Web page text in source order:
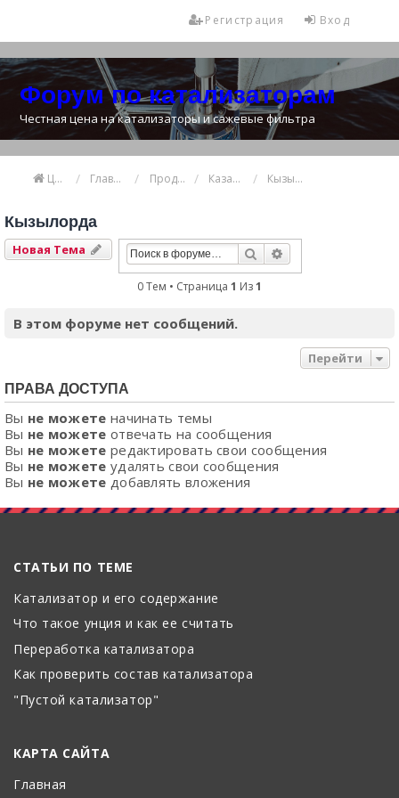
Вход
Регистрация
Форум по катализаторам
Честная цена на катализаторы и сажевые фильтра
Цена катализатора Главная Продажа и покупка катализаторов Казахстан Кызылорда
Кызылорда
Новая Тема Поиск
0 Тем • Страница 1 Из1
В этом форуме нет сообщений.
Перейти
ПРАВА ДОСТУПА
Вы не можете начинать темы
Вы не можете отвечать на сообщения
Вы не можете редактировать свои сообщения
Вы не можете удалять свои сообщения
Вы не можете добавлять вложения
СТАТЬИ ПО ТЕМЕ
Катализатор и его содержание
Что такое унция и как ее считать
Переработка катализатора
Как проверить состав катализатора
"Пустой катализатор"
КАРТА САЙТА
Главная